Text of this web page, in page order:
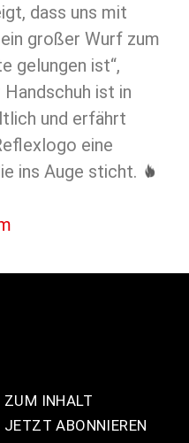
dass uns mit
großer Wurf zum
gelungen ist“,
ist in
und erfährt
eine
ins Auge sticht.
ZUM INHALT
JETZT ABONNIEREN